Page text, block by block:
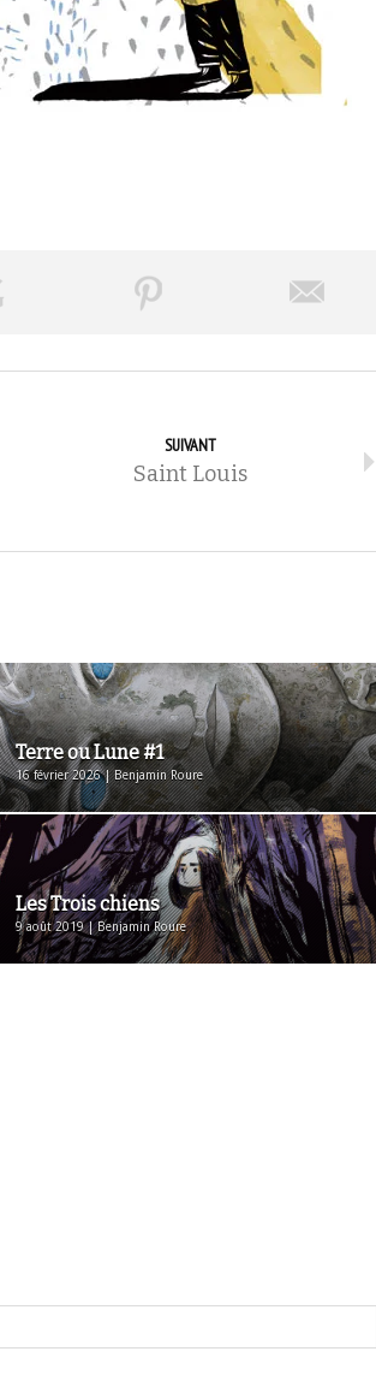
SUIVANT
Saint Louis
Terre ou Lune #1
16 février 2026 | Benjamin Roure
Les Trois chiens
9 août 2019 | Benjamin Roure